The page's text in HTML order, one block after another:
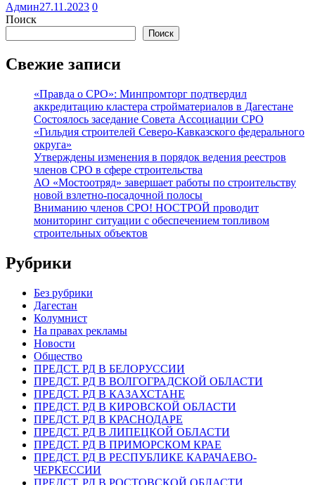
Админ27.11.2023 0
Поиск
Поиск
Свежие записи
«Правда о СРО»: Минпромторг подтвердил
аккредитацию кластера стройматериалов в Дагестане
Состоялось заседание Совета Ассоциации СРО
«Гильдия строителей Северо-Кавказского федерального
округа»
Утверждены изменения в порядок ведения реестров
членов СРО в сфере строительства
АО «Мостоотряд» завершает работы по строительству
новой взлетно-посадочной полосы
Вниманию членов СРО! НОСТРОЙ проводит
мониторинг ситуации с обеспечением топливом
строительных объектов
Рубрики
Без рубрики
Дагестан
Колумнист
На правах рекламы
Новости
Общество
ПРЕДСТ. РД В БЕЛОРУССИИ
ПРЕДСТ. РД В ВОЛГОГРАДСКОЙ ОБЛАСТИ
ПРЕДСТ. РД В КАЗАХСТАНЕ
ПРЕДСТ. РД В КИРОВСКОЙ ОБЛАСТИ
ПРЕДСТ. РД В КРАСНОДАРЕ
ПРЕДСТ. РД В ЛИПЕЦКОЙ ОБЛАСТИ
ПРЕДСТ. РД В ПРИМОРСКОМ КРАЕ
ПРЕДСТ. РД В РЕСПУБЛИКЕ КАРАЧАЕВО-
ЧЕРКЕССИИ
ПРЕДСТ. РД В РОСТОВСКОЙ ОБЛАСТИ